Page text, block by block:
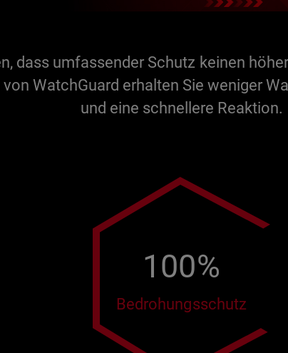
dass umfassender Schutz keinen
WatchGuard erhalten Sie weniger
und eine schnellere Reaktion.
100%
Bedrohungsschutz